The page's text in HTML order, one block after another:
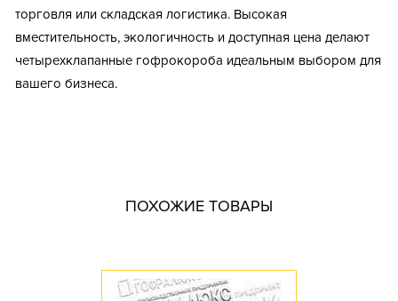
торговля или складская логистика. Высокая
вместительность, экологичность и доступная цена делают
четырехклапанные гофрокороба идеальным выбором для
вашего бизнеса.
Доступное количество: 10
ПОХОЖИЕ ТОВАРЫ